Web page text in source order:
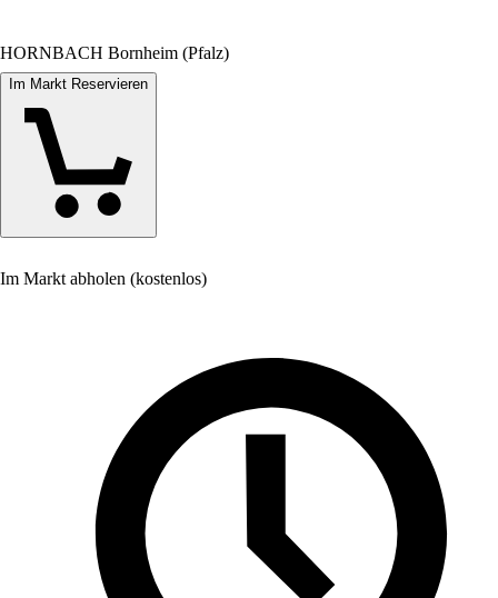
HORNBACH Bornheim (Pfalz)
Im Markt Reservieren
Im Markt abholen (kostenlos)